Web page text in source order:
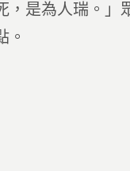
是為人瑞。」
。